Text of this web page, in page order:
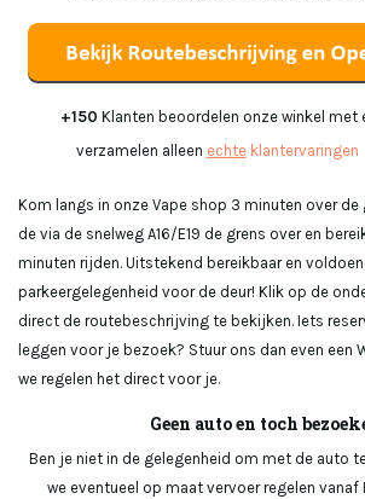
+150 Klanten beoordelen onze winkel met
verzamelen alleen echteklantervaringen
Kom langs in onze Vape shop 3 minuten over de
de via de snelweg A16/E19 de grens over en
minuten rijden. Uitstekend bereikbaar en
parkeergelegenheid voor de deur! Klik op de
direct de routebeschrijving te bekijken. Iets
leggen voor je bezoek? Stuur ons dan even een
we regelen het direct voor je.
Geen auto en toch
Ben je niet in de gelegenheid om met de auto
we eventueel op maat vervoer regelen vanaf